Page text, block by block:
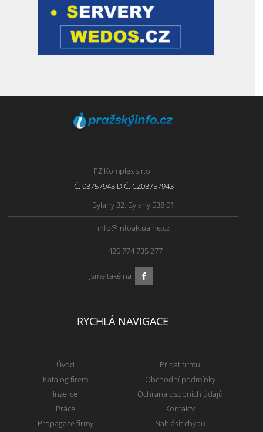
PZ Komplex s.r.o.
IČ: 03757943 DIČ: CZ03757943
Bylany 32, Bylany 538 01
info@infoaktualne.cz
+420 774 735 277
Jsme také na
RYCHLÁ NAVIGACE
Úvod
Katalog firem
Inzerce
Práce
Propagace firmy
Přidat firmu
Obchodní podmínky
Ochrana osobních údajů
Kontakty
Nahlásit chybu